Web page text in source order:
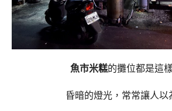
魚市米糕的攤位都是這
昏暗的燈光，常常讓人以